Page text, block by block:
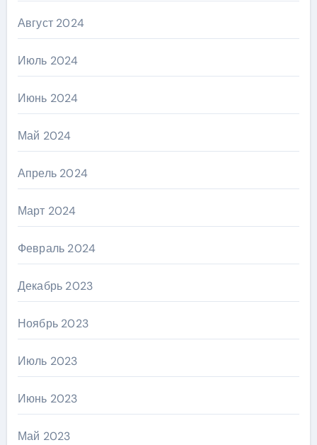
Август 2024
Июль 2024
Июнь 2024
Май 2024
Апрель 2024
Март 2024
Февраль 2024
Декабрь 2023
Ноябрь 2023
Июль 2023
Июнь 2023
Май 2023